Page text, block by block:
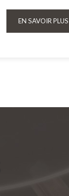
EN SAVOIR PLUS